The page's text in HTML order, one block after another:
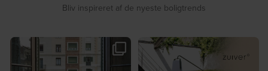
Bliv inspireret af de nyeste boligtrends
🤍 Rå materialer møder tidløst design⁠
...
✨ Spar op til 30 % på udvalgte
produkter fra